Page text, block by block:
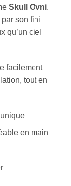
Skull Ovni.
son fini
qu’un ciel
facilement
tout en
en main